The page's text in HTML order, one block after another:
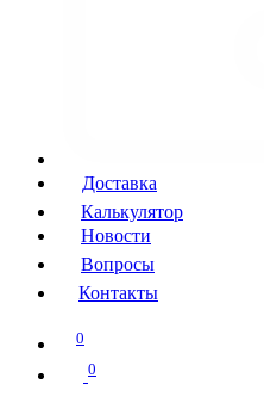
Доставка
Калькулятор
Новости
Вопросы
Контакты
0
0